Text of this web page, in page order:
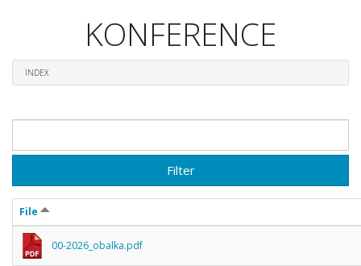
KONFERENCE
INDEX
Filter
File
00-2026_obalka.pdf